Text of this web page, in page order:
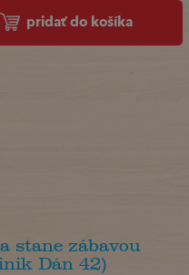
pridať do košíka
stane zábavou
Dán 42)